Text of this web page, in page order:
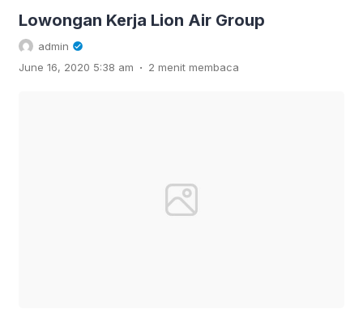
Lowongan Kerja Lion Air Group
admin
June 16, 2020 5:38 am . 2 menit membaca